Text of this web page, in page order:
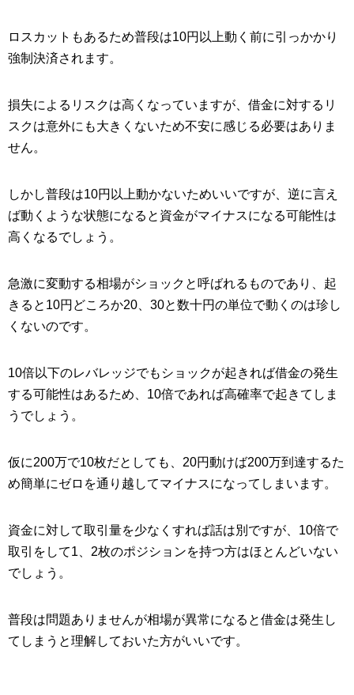
ロスカットもあるため普段は10円以上動く前に引っかかり
強制決済されます。
損失によるリスクは高くなっていますが、借金に対するリ
スクは意外にも大きくないため不安に感じる必要はありま
せん。
しかし普段は10円以上動かないためいいですが、逆に言え
ば動くような状態になると資金がマイナスになる可能性は
高くなるでしょう。
急激に変動する相場がショックと呼ばれるものであり、起
きると10円どころか20、30と数十円の単位で動くのは珍し
くないのです。
10倍以下のレバレッジでもショックが起きれば借金の発生
する可能性はあるため、10倍であれば高確率で起きてしま
うでしょう。
仮に200万で10枚だとしても、20円動けば200万到達するた
め簡単にゼロを通り越してマイナスになってしまいます。
資金に対して取引量を少なくすれば話は別ですが、10倍で
取引をして1、2枚のポジションを持つ方はほとんどいない
でしょう。
普段は問題ありませんが相場が異常になると借金は発生し
てしまうと理解しておいた方がいいです。